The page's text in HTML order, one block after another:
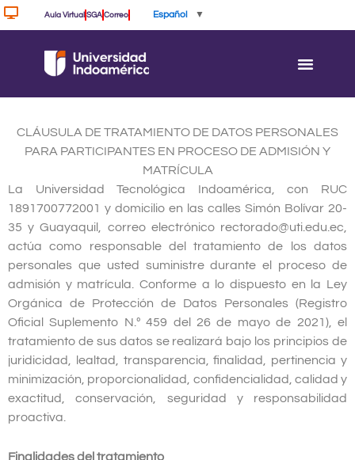
Ir
al
Aula Virtual SGA Correo Español ▼
CLÁUSULA DE TRATAMIENTO DE DATOS PERSONALES
PARA PARTICIPANTES EN PROCESO DE ADMISIÓN Y
MATRÍCULA
La Universidad Tecnológica Indoamérica, con RUC
1891700772001 y domicilio en las calles Simón Bolívar 20-
35 y Guayaquil, correo electrónico rectorado@uti.edu.ec,
actúa como responsable del tratamiento de los datos
personales que usted suministre durante el proceso de
admisión y matrícula. Conforme a lo dispuesto en la Ley
Orgánica de Protección de Datos Personales (Registro
Oficial Suplemento N.º 459 del 26 de mayo de 2021), el
tratamiento de sus datos se realizará bajo los principios de
juridicidad, lealtad, transparencia, finalidad, pertinencia y
minimización, proporcionalidad, confidencialidad, calidad y
exactitud, conservación, seguridad y responsabilidad
proactiva.
Finalidades del tratamiento